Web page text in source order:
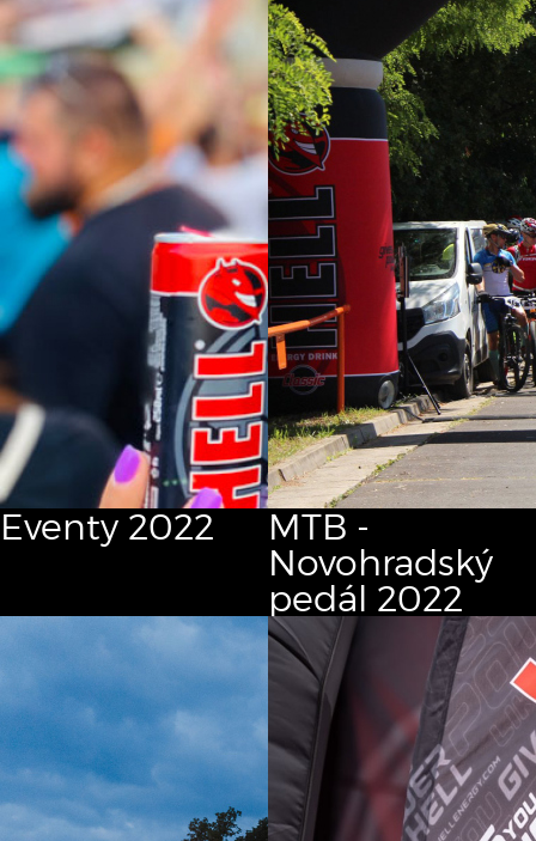
Eventy 2022
MTB -
Novohradský
pedál 2022